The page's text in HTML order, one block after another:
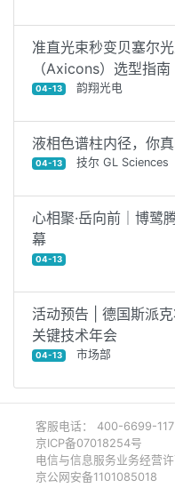
准直光束秒变贝塞尔
（Axicons）选型指南
04-13 韵翔光电
液相色谱柱内径，你真
04-13 技尔 GL Sciences
心相聚·岳向前｜博鹭
幕
04-13
活动预告 | 德国斯派
关键技术年会
04-13 市场部
客服电话： 400-6699-
京ICP备07018254号
电信与信息服务业务经营
京公网安备1101085018